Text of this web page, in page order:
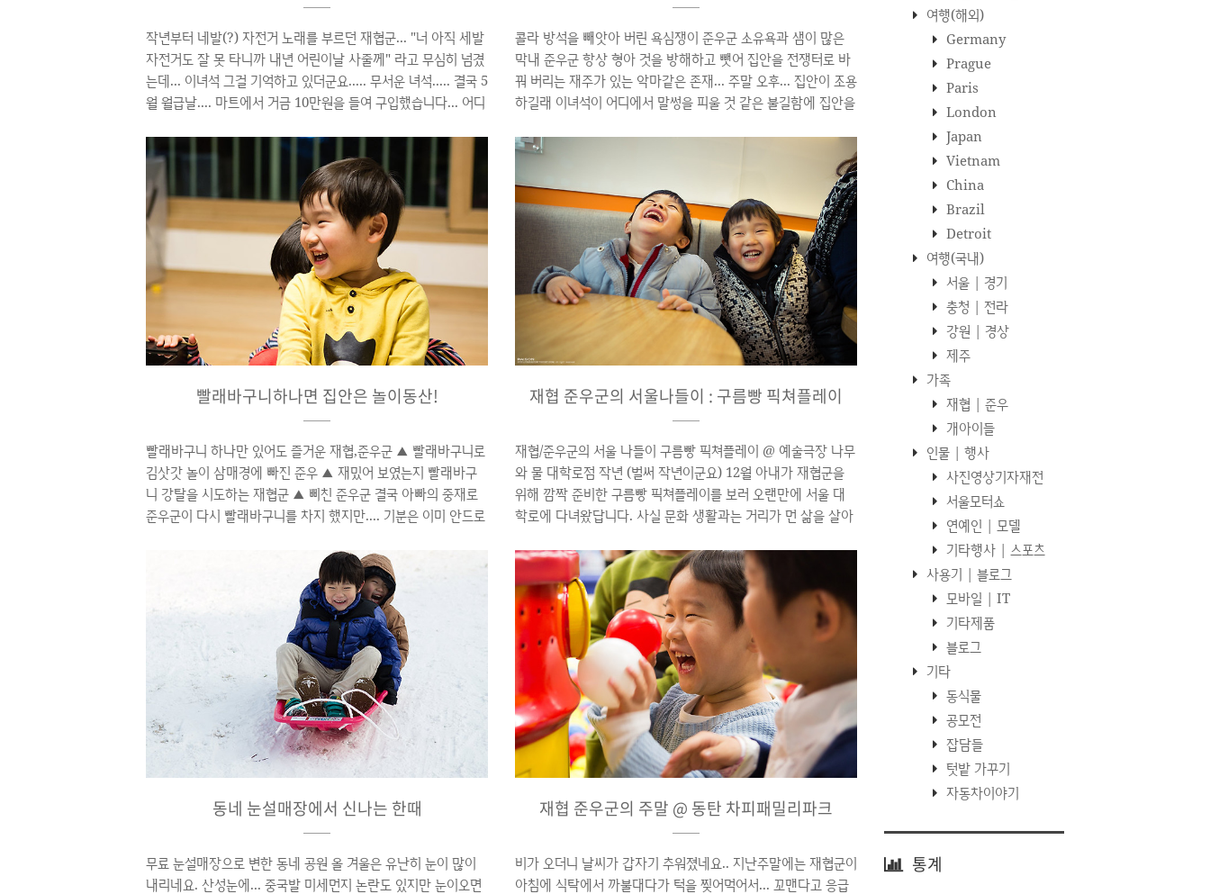
작년부터 네발(?) 자전거 노래를 부르던 재협군... "너 아직 세발
자전거도 잘 못 타니까 내년 어린이날 사줄께" 라고 무심히 넘겼
는데... 이녀석 그걸 기억하고 있더군요..... 무서운 녀석..... 결국 5
월 월급날.... 마트에서 거금 10만원을 들여 구입했습니다... 어디
그런데... 헬멧 보다는 무릎보호대가 더 필요할 것 같네요... 벌
써... 무릎 몇번 까졌다는... 세상을 다가진 표정으로 첫 라이딩 시
작! ▲ 제법 잘타는 재협군 역시 조금 버티다 때가 되어 사는게
좋은 듯 합니다. ▲ 슬슬 스피드를 즐기는 재협군 ▲ 브레이크 기
술 터득 중 ▲ 주말 이른 아침 아이들 성화에 못이겨(?) 연 날리
러 나온 아버지.. 오 연 ..
콜라 방석을 빼앗아 버린 욕심쟁이 준우군 소유욕과 샘이 많은
막내 준우군 항상 형아 것을 방해하고 뺏어 집안을 전쟁터로 바
꿔 버리는 재주가 있는 악마같은 존재... 주말 오후... 집안이 조용
하길래 이녀석이 어디에서 말썽을 피울 것 같은 불길함에 집안을
좁디 좁은 콜라(닥스훈트)의 방석에 몸을 구겨 넣고 낮잠에 빠진
준우군.... 그곳에서 편하게 낮잠을 자는 콜라가 무척 부러웠나보
다... 나중에 크면 놀려줄 생각에 사진으로 기록을 남겨 보았다.
▲ 애견 방석에서 낮잠에 빠져 버린 준우군 ▲ 황당해 하는 콜라
▲ 그 모습을 침대에서 즐기고 있던 재협군 ▲ 자기 집 빼앗기고
방황하는 콜라 ▲ 결국 따뜻한 햇볕에 자리 잡은 콜라 | CAN..
빨래바구니하나면 집안은 놀이동산!
빨래바구니 하나만 있어도 즐거운 재협,준우군 ▲ 빨래바구니로
김삿갓 놀이 삼매경에 빠진 준우 ▲ 재밌어 보였는지 빨래바구
니 강탈을 시도하는 재협군 ▲ 삐친 준우군 결국 아빠의 중재로
준우군이 다시 빨래바구니를 차지 했지만.... 기분은 이미 안드로
발견하고 급 기분 좋아진 형제들 ▲ 빨래바구니 놀이의 최고봉
역시 썰매놀이가 제일 재밌어~~ 애들은 빨래바구니로 즐거운 한
때를 보냈지만 엄마는 빨래 널기를 포기하였고 아빠는 K-POP
STAR 보는 것을 포기 했다는 것이 함정.... | CANON EOS 5D
Mark III | CANON EF 24-70mm F2.8/L | 2013.12.8 | ※
사진의 저작권은 본인에게 있으며 편집 및 상업..
재협 준우군의 서울나들이 : 구름빵 픽쳐플레이
재협/준우군의 서울 나들이 구름빵 픽쳐플레이 @ 예술극장 나무
와 물 대학로점 작년 (벌써 작년이군요) 12월 아내가 재협군을
위해 깜짝 준비한 구름빵 픽쳐플레이를 보러 오랜만에 서울 대
학로에 다녀왔답니다. 사실 문화 생활과는 거리가 먼 삶을 살아
들이 볼 수 있을까 하고 갔다가... 그림자 놀이 + 인형 놀이 + 연
극 뭐 이런 것이 더군요.. ▲ 대학로에 주차하기는 무리일 것 같
아 창경궁 주차장에 차를 주차하고 걸어서 대학로로 향했습니
다. 변덕심한 준우군 기분도 GOOD ▲ 드디어 예술극장 나무와
물 도착 ▲ 예매표 구입 완료! 구름빵표를 보자 자기 것이라며 달
라고 하는 재협군... (근데 몇일은 굶은 애처럼 사진이 나왔다..ㅠ
ㅠ) ▲ 공연 시작..
동네 눈설매장에서 신나는 한때
무료 눈설매장으로 변한 동네 공원 올 겨울은 유난히 눈이 많이
내리네요. 산성눈에... 중국발 미세먼지 논란도 있지만 눈이오면
재협 준우군의 주말 @ 동탄 차피패밀리파크
비가 오더니 날씨가 갑자기 추워졌네요.. 지난주말에는 재협군이
아침에 식탁에서 까불대다가 턱을 찢어먹어서... 꼬맨다고 응급
여행(해외)
Germany
Prague
Paris
London
Japan
Vietnam
China
Brazil
Detroit
여행(국내)
서울 | 경기
충청 | 전라
강원 | 경상
제주
가족
재협 | 준우
개아이들
인물 | 행사
사진영상기자재전
서울모터쇼
연예인 | 모델
기타행사 | 스포츠
사용기 | 블로그
모바일 | IT
기타제품
블로그
기타
동식물
공모전
잡담들
텃밭 가꾸기
자동차이야기
통계